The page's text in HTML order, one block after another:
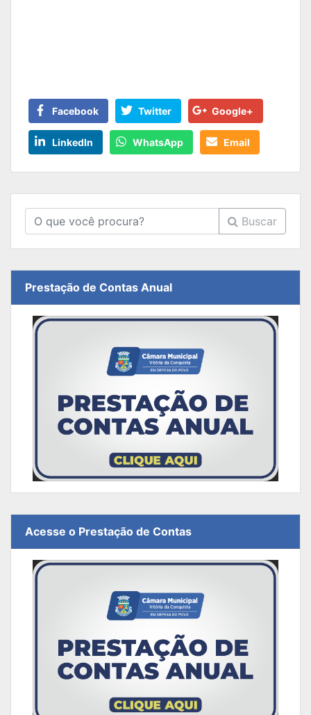
Facebook Twitter Google+
LinkedIn WhatsApp Email
Buscar
Prestação de Contas Anual
Acesse o Prestação de Contas